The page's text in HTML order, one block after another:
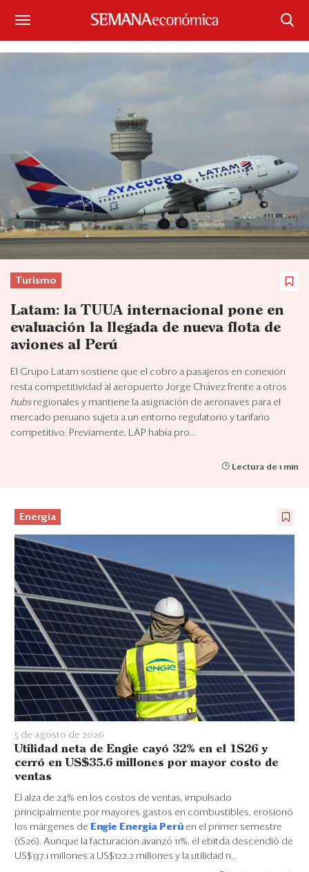
Suscríbase
¿Qué está pasando?
Sectores y Empresas
Management
Economía y Finanzas
Legal y Política
Eventos
Blogs
Ranking CEO
Edición Impresa
Turismo
Latam: la TUUA internacional pone en
evaluación la llegada de nueva flota de
aviones al Perú
El Grupo Latam sostiene que el cobro a pasajeros en conexión
resta competitividad al aeropuerto Jorge Chávez frente a otros
hubs regionales y mantiene la asignación de aeronaves para el
mercado peruano sujeta a un entorno regulatorio y tarifario
competitivo. Previamente, LAP había pro...
Lectura de 1 min
Energía
5 de agosto de 2026
Utilidad neta de Engie cayó 32% en el 1S26 y
cerró en US$35.6 millones por mayor costo de
ventas
El alza de 24% en los costos de ventas, impulsado
principalmente por mayores gastos en combustibles, erosionó
los márgenes de Engie Energía Perú en el primer semestre
(1S26). Aunque la facturación avanzó 11%, el ebitda descendió de
US$137.1 millones a US$122.2 millones y la utilidad n...